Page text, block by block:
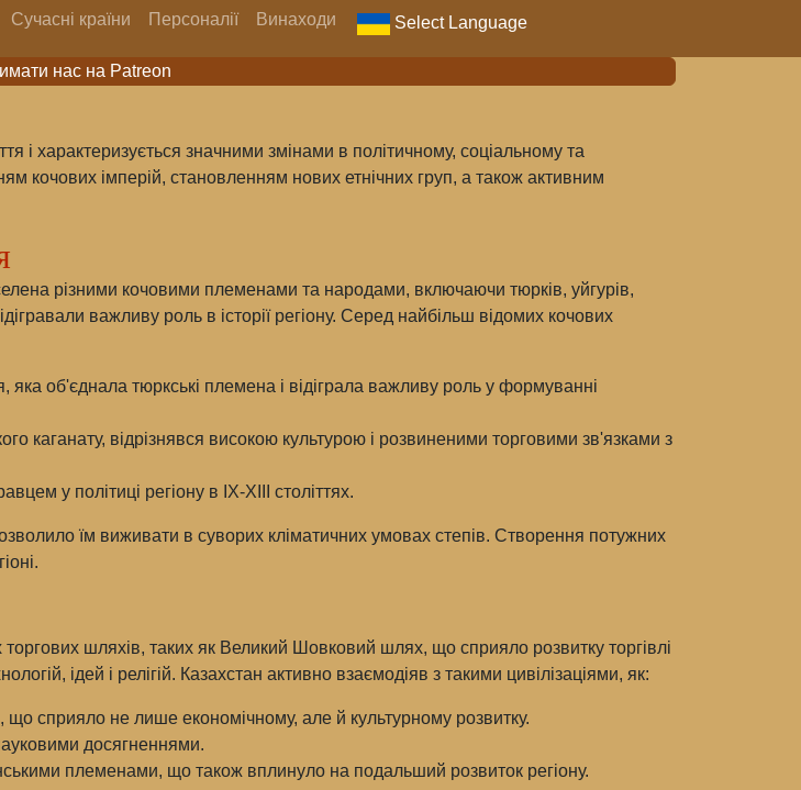
Сучасні країни Персоналії Винаходи Select Language
нас на Patreon
і характеризується значними змінами в політичному, соціальному та
кочових імперій, становленням нових етнічних груп, а також активним
різними кочовими племенами та народами, включаючи тюрків, уйгурів,
важливу роль в історії регіону. Серед найбільш відомих кочових
об'єднала тюркські племена і відіграла важливу роль у формуванні
каганату, відрізнявся високою культурою і розвиненими торговими зв'язками з
у політиці регіону в IX-XIII століттях.
їм виживати в суворих кліматичних умовах степів. Створення потужних
шляхів, таких як Великий Шовковий шлях, що сприяло розвитку торгівлі
ідей і релігій. Казахстан активно взаємодіяв з такими цивілізаціями, як:
сприяло не лише економічному, але й культурному розвитку.
досягненнями.
племенами, що також вплинуло на подальший розвиток регіону.